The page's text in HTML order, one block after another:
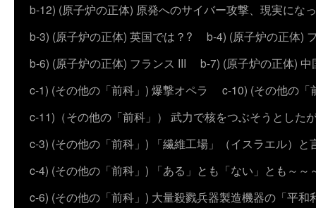
b-12) (原子炉の正体) 原発へのサイバー攻撃、現実にな
b-3) (原子炉の正体) 英国では？?
b-4) (原子炉の正体)
b-6) (原子炉の正体) フランス III
b-7) (原子炉の正体) 中
c-1) (その他の「前科」) 爆撃オペラ
c-10) (その他の「
c-11)（その他の「前科」） 武力で核をつぶそうとした
c-3) (その他の「前科」) 「繊維工場」（イスラエル）と
c-4) (その他の「前科」) 「ある」とも「ない」とも～～
c-6) (その他の「前科」) 大量殺戮兵器製造機器の「平